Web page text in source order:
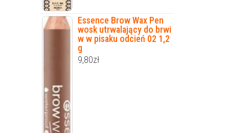
Essence Brow Wax Pen
wosk utrwalający do brwi
w w pisaku odcień 02 1,2
g
9,80zł